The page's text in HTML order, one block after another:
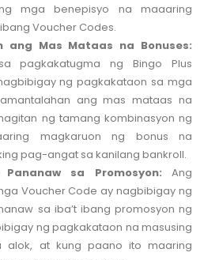
mga benepisyo na maaaring
Voucher Codes.
ang Mas Mataas na Bonuses:
pagkakatugma ng Bingo Plus
ng pagkakataon sa mga
ang mas mataas na
ng tamang kombinasyon ng
magkaruon ng bonus na
pag-angat sa kanilang bankroll.
sa Promosyon: Ang
Voucher Code ay nagbibigay ng
sa iba’t ibang promosyon ng
ng pagkakataon na masusing
alok, at kung paano ito maaring